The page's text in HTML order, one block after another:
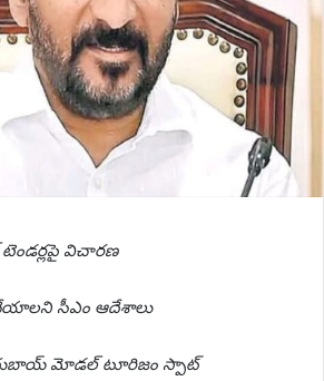
టెండర్లపై విచారణ
సీఎం ఆదేశాలు
దుబాయ్ మోడల్​ టూరిజం స్పాట్